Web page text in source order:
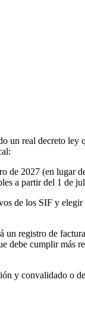
un real decreto
de 2027 (en lugar
a partir del 1 de
de los SIF y
un registro de
cumplir más
y convalidado o